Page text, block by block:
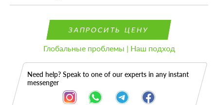
ЗАПРОСИТЬ ЦЕНУ
Глобальные проблемы | Наш подход
Need help? Speak to one of our experts in any instant
messenger